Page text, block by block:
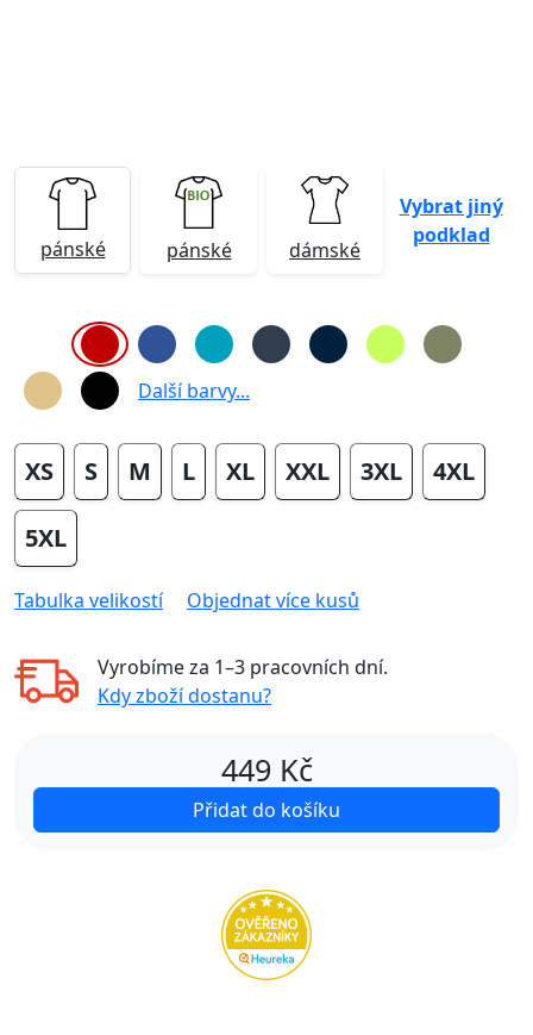
pánské pánské dámské
Vybrat jiný
podklad
Další barvy...
XS S M L XL XXL 3XL 4XL
5XL
Tabulka velikostí Objednat více kusů
Vyrobíme za 1–3 pracovních dní.
Kdy zboží dostanu?
449 Kč
Přidat do košíku